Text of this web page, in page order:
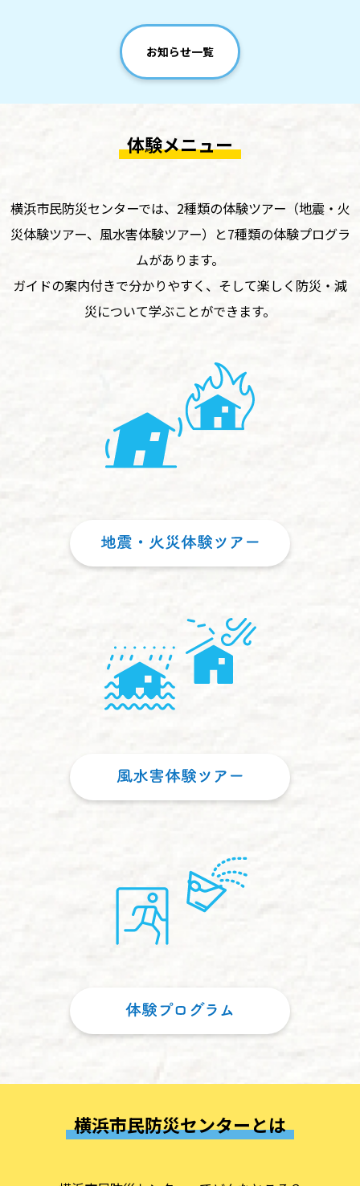
お知らせ一覧
体験メニュー
横浜市民防災センターでは、2種類の体験ツアー（地震・火
災体験ツアー、風水害体験ツアー）と7種類の体験プログラ
ムがあります。
ガイドの案内付きで分かりやすく、そして楽しく防災・減
災について学ぶことができます。
横浜市民防災センターとは